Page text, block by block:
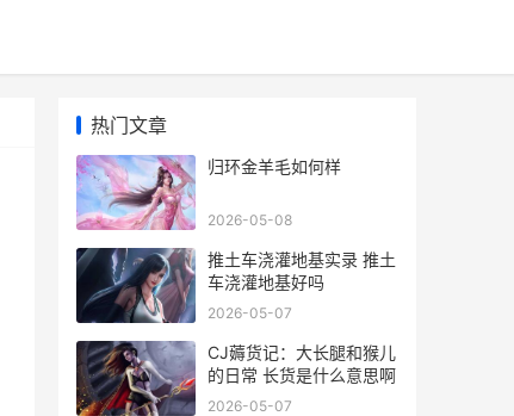
热门文章
归环金羊毛如何样
2026-05-08
推土车浇灌地基实录 推土
车浇灌地基好吗
2026-05-07
CJ薅货记：大长腿和猴儿
的日常 长货是什么意思啊
2026-05-07